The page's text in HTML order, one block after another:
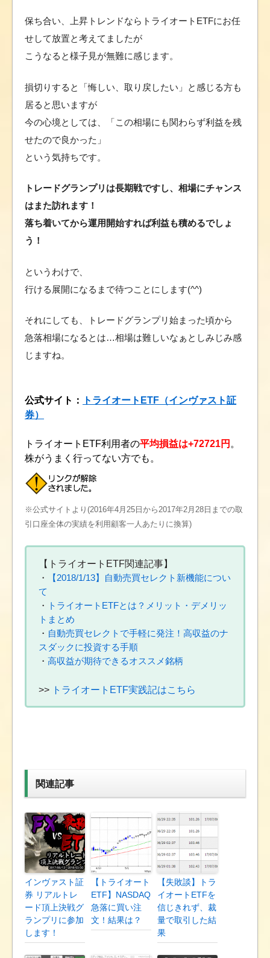
保ち合い、上昇トレンドならトライオートETFにお任
せして放置と考えてましたが
こうなると様子見が無難に感じます。
損切りすると「悔しい、取り戻したい」と感じる方も
居ると思いますが
今の心境としては、「この相場にも関わらず利益を残
せたので良かった」
という気持ちです。
トレードグランプリは長期戦ですし、相場にチャンス
はまた訪れます！
落ち着いてから運用開始すれば利益も積めるでしょ
う！
というわけで、
行ける展開になるまで待つことにします(^^)
それにしても、トレードグランプリ始まった頃から
急落相場になるとは…相場は難しいなぁとしみじみ感
じますね。
公式サイト：
トライオートETF（インヴァスト証
券）
トライオートETF利用者の平均損益は+72721円 。
株がうまく行ってない方でも。
※公式サイトより(2016年4月25日から2017年2月28日までの取
引口座全体の実績を利用顧客一人あたりに換算)
【トライオートETF関連記事】
・
【2018/1/13】自動売買セレクト新機能につい
て
・
トライオートETFとは？メリット・デメリッ
トまとめ
・ 自動売買セレクトで手軽に発注！高収益のナ
スダックに投資する手順
・ 高収益が期待できるオススメ銘柄
>> トライオートETF実践記はこちら
関連記事
インヴァスト証
券 リアルトレ
ード頂上決戦グ
ランプリに参加
します！
【トライオート
ETF】NASDAQ
急落に買い注
文！結果は？
【失敗談】トラ
イオートETFを
信じきれず、裁
量で取引した結
果